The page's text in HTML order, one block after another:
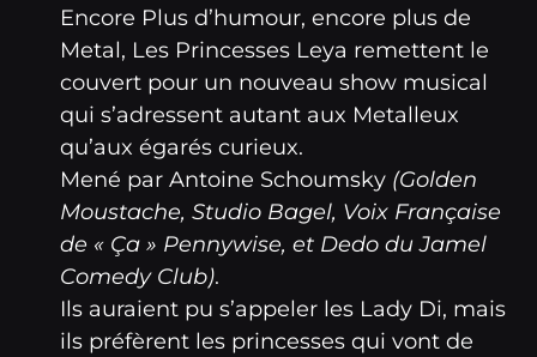
Encore Plus d’humour, encore plus de
Metal, Les Princesses Leya remettent le
couvert pour un nouveau show musical
qui s’adressent autant aux Metalleux
qu’aux égarés curieux.
Mené par Antoine Schoumsky (Golden
Moustache, Studio Bagel, Voix Française
de « Ça » Pennywise, et Dedo du Jamel
Comedy Club).
Ils auraient pu s’appeler les Lady Di, mais
ils préfèrent les princesses qui vont de